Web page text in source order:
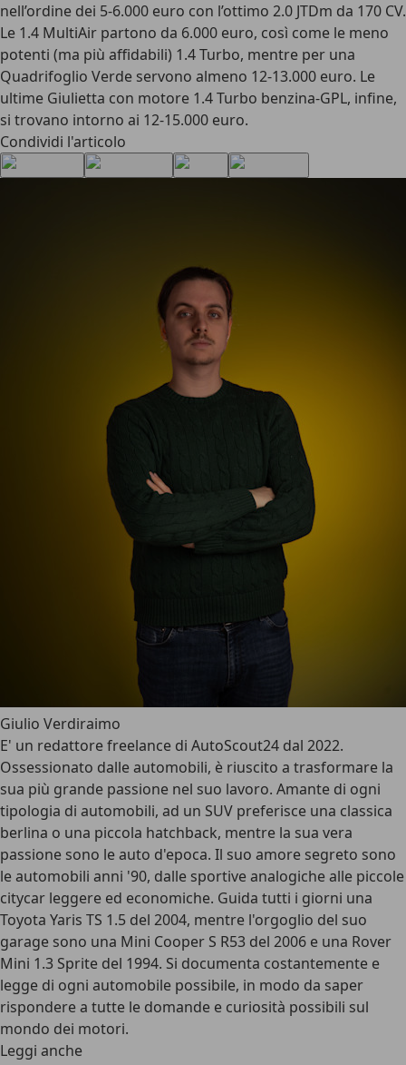
nell’ordine dei 5-6.000 euro con l’ottimo 2.0 JTDm da 170 CV.
Le 1.4 MultiAir partono da 6.000 euro, così come le meno
potenti (ma più affidabili) 1.4 Turbo, mentre per una
Quadrifoglio Verde servono almeno 12-13.000 euro. Le
ultime Giulietta con motore 1.4 Turbo benzina-GPL, infine,
si trovano intorno ai 12-15.000 euro.
Condividi l'articolo
Giulio Verdiraimo
E' un redattore freelance di AutoScout24 dal 2022.
Ossessionato dalle automobili, è riuscito a trasformare la
sua più grande passione nel suo lavoro. Amante di ogni
tipologia di automobili, ad un SUV preferisce una classica
berlina o una piccola hatchback, mentre la sua vera
passione sono le auto d'epoca. Il suo amore segreto sono
le automobili anni '90, dalle sportive analogiche alle piccole
citycar leggere ed economiche. Guida tutti i giorni una
Toyota Yaris TS 1.5 del 2004, mentre l'orgoglio del suo
garage sono una Mini Cooper S R53 del 2006 e una Rover
Mini 1.3 Sprite del 1994. Si documenta costantemente e
legge di ogni automobile possibile, in modo da saper
rispondere a tutte le domande e curiosità possibili sul
mondo dei motori.
Leggi anche